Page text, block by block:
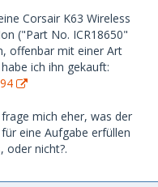
Corsair K63 Wireless
("Part No. ICR18650"
offenbar mit einer Art
ich ihn gekauft:
mich eher, was der
eine Aufgabe erfüllen
oder nicht?.